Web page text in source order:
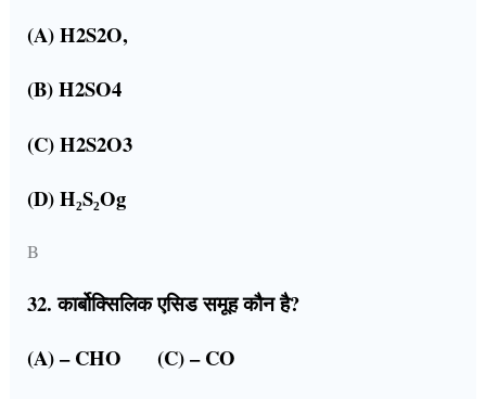
(A) H2S2O,
(B) H2SO4
(C) H2S2O3
(D) H₂S₂Og
B
32. कार्बोक्सिलिक एसिड समूह कौन है?
(A) – CHO (C) – CO